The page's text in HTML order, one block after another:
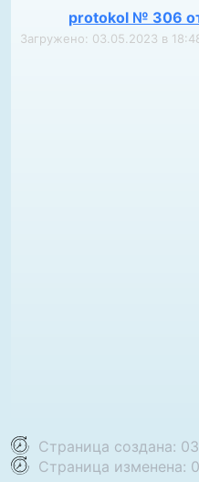
protokol № 306
Загружено: 03.05.2023 в
Страница создана:
Страница изменена: